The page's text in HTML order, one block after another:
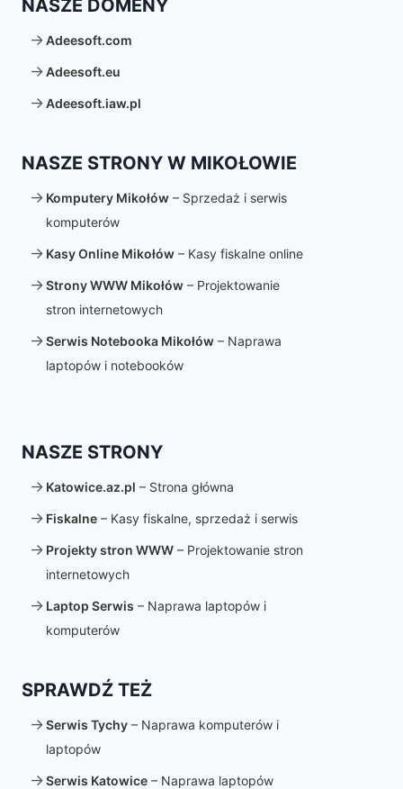
NASZE DOMENY
Adeesoft.com
Adeesoft.eu
Adeesoft.iaw.pl
NASZE STRONY W MIKOŁOWIE
Komputery Mikołów– Sprzedaż i serwis
komputerów
Kasy Online Mikołów– Kasy fiskalne online
Strony WWW Mikołów– Projektowanie
stron internetowych
Serwis Notebooka Mikołów– Naprawa
laptopów i notebooków
NASZE STRONY
Katowice.az.pl – Strona główna
Fiskalne– Kasy fiskalne, sprzedaż i serwis
Projekty stron WWW– Projektowanie stron
internetowych
Laptop Serwis – Naprawa laptopów i
komputerów
SPRAWDŹ TEŻ
Serwis Tychy– Naprawa komputerów i
laptopów
Serwis Katowice– Naprawa laptopów